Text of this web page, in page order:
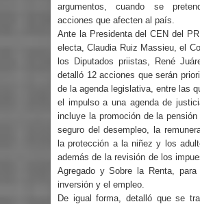
argumentos, cuando se
acciones que afecten al país.
Ante la Presidenta del CEN del
electa, Claudia Ruiz Massieu, el
los Diputados priistas, René
detalló 12 acciones que serán
de la agenda legislativa, entre las
el impulso a una agenda de
incluye la promoción de la pensión
seguro del desempleo, la
la protección a la niñez y los
además de la revisión de los
Agregado y Sobre la Renta, para
inversión y el empleo.
De igual forma, detalló que se